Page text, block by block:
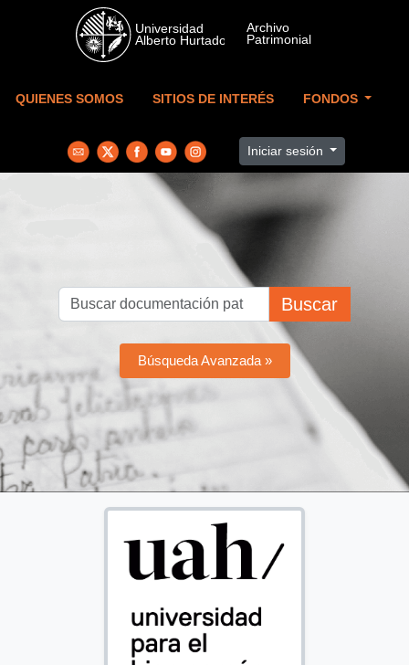
Skip to main content
QUIENES SOMOS SITIOS DE INTERÉS FONDOS
Iniciar sesión
Buscar
Búsqueda Avanzada »